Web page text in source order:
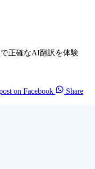
正確なAI翻訳を体験
on Facebook
Share